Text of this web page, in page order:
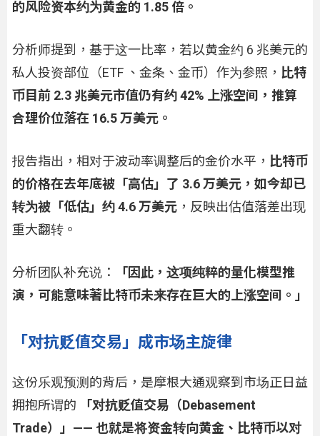
的风险资本约为黄金的 1.85 倍。
分析师提到，基于这一比率，若以黄金约 6 兆美元的
私人投资部位（ETF 、金条、金币）作为参照， 比特
币目前 2.3 兆美元市值仍有约 42% 上涨空间，推算
合理价位落在 16.5 万美元。
报告指出，相对于波动率调整后的金价水平， 比特币
的价格在去年底被「高估」了 3.6 万美元，如今却已
转为被「低估」约 4.6 万美元，反映出估值落差出现
重大翻转。
分析团队补充说：
「因此，这项纯粹的量化模型推
演，可能意味著比特币未来存在巨大的上涨空间。」
「对抗贬值交易」成市场主旋律
这份乐观预测的背后，是摩根大通观察到市场正日益
拥抱所谓的
「对抗贬值交易（Debasement
Trade）」—— 也就是将资金转向黄金、比特币以对